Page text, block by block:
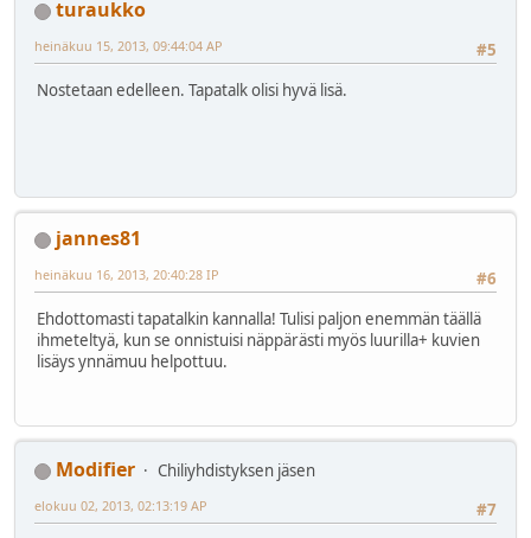
turaukko
#5
heinäkuu 15, 2013, 09:44:04 AP
Nostetaan edelleen. Tapatalk olisi hyvä lisä.
jannes81
#6
heinäkuu 16, 2013, 20:40:28 IP
Ehdottomasti tapatalkin kannalla! Tulisi paljon enemmän täällä
ihmeteltyä, kun se onnistuisi näppärästi myös luurilla+ kuvien
lisäys ynnämuu helpottuu.
Modifier
Chiliyhdistyksen jäsen
#7
elokuu 02, 2013, 02:13:19 AP